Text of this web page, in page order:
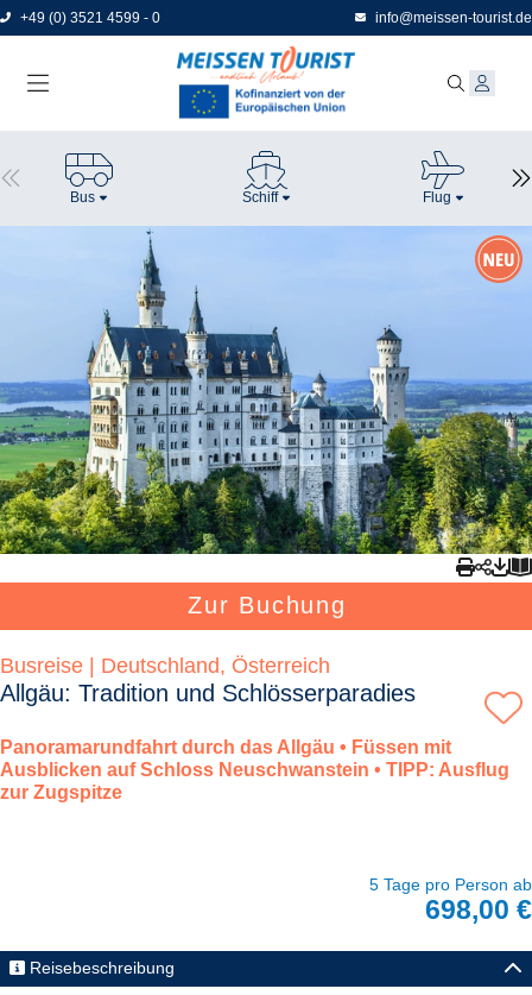
Direkt
zum
+49 (0) 3521 4599 - 0 info@meissen-tourist.de
Bus Schiff Flug
Zur Buchung
Busreise | Deutschland, Österreich
Allgäu: Tradition und Schlösserparadies
Panoramarundfahrt durch das Allgäu • Füssen mit
Ausblicken auf Schloss Neuschwanstein • TIPP: Ausflug
zur Zugspitze
5 Tage pro Person ab
698,00 €
Reisebeschreibung